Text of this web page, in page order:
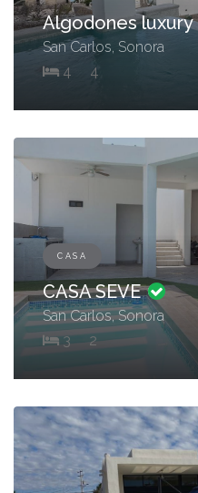
Algodones luxury
San Carlos, Sonora
4
4
CASA
CASA SEVE
San Carlos, Sonora
3
2